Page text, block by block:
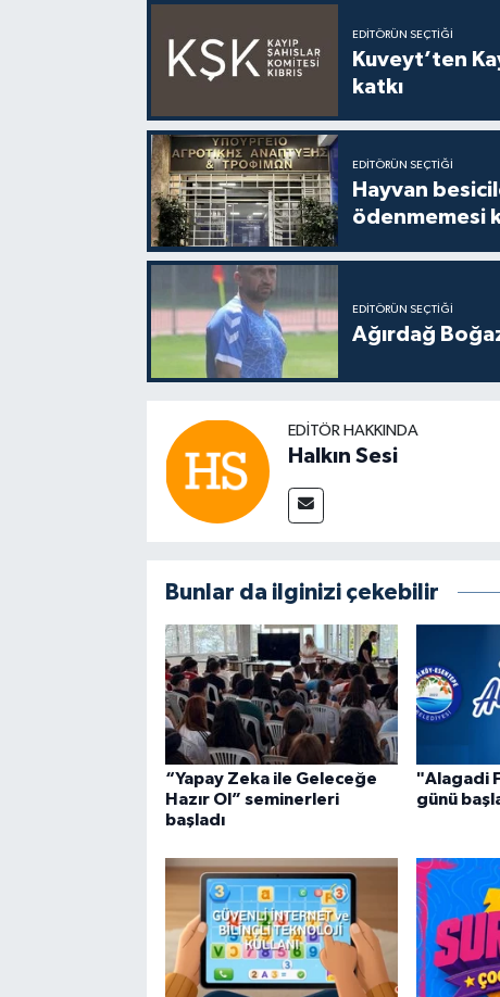
EDITÖRÜN SEÇTIĞI
Kuveyt’ten
katkı
EDITÖRÜN SEÇTIĞI
Hayvan
ödenmemesi
EDITÖRÜN SEÇTIĞI
Ağırdağ
EDITÖR HAKKINDA
Halkın Sesi
Bunlar da ilginizi çekebilir
“Yapay Zeka ile Geleceğe
Hazır Ol” seminerleri
başladı
"Alagadi
günü